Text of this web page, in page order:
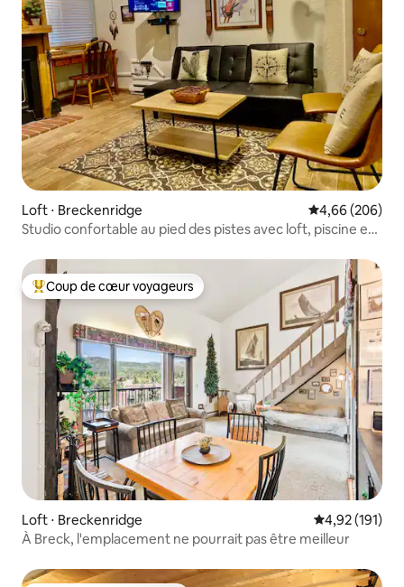
Loft ⋅ Breckenridge Évaluation
4,66 (206)
Studio confortable au pied des pistes avec loft, piscine et
Coups de cœur voyageurs les plus appréciés
Coup de cœur voyageurs
Loft ⋅ Breckenridge Évaluation
4,92 (191)
À Breck, l'emplacement ne pourrait pas être meilleur